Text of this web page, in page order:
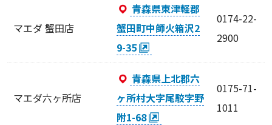
マエダ 蟹田店
青森県東津軽郡
蟹田町中師火箱沢2
9-35
0174-22-
2900
マエダ六ヶ所店
青森県上北郡六
ヶ所村大字尾駮字野
附1-68
0175-71-
1011